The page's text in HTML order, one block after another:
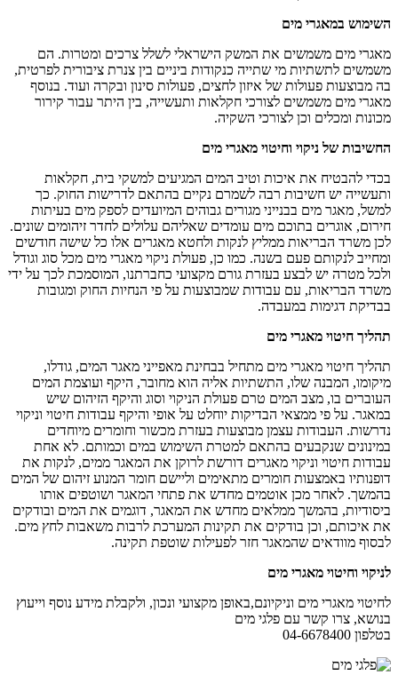
השימוש במאגרי מים
מאגרי מים משמשים את המשק הישראלי לשלל צרכים ומטרות. הם
משמשים לתשתיות מי שתייה כנקודות ביניים בין צנרת ציבורית לפרטית,
בה מבוצעות פעולות של איזון לחצים, פעולות סינון ובקרה ועוד. בנוסף
מאגרי מים משמשים לצורכי חקלאות ותעשייה, בין היתר עבור קירור
מכונות ומכלים וכן לצורכי השקיה.
החשיבות של ניקוי וחיטוי מאגרי מים
בכדי להבטיח את איכות וטיב המים המגיעים למשקי בית, חקלאות
ותעשייה יש חשיבות רבה לשמרם נקיים בהתאם לדרישות החוק. כך
למשל, מאגר מים בבנייני מגורים גבוהים המיועדים לספק מים בעיתות
חירום, אוגרים בתוכם מים עומדים שאליהם עלולים לחדר זיהומים שונים.
לכן משרד הבריאות ממליץ לנקות ולחטא מאגרים אלו כל שישה חודשים
ומחייב לנקותם פעם בשנה. כמו כן, פעולת ניקוי מאגרי מים מכל סוג וגודל
ולכל מטרה יש לבצע בעזרת גורם מקצועי כחברתנו, המוסמכת לכך על ידי
משרד הבריאות, עם עבודות שמבוצעות על פי הנחיות החוק ומגובות
בבדיקת דגימות במעבדה.
תהליך חיטוי מאגרי מים
תהליך חיטוי מאגרי מים מתחיל בבחינת מאפייני מאגר המים, גודלו,
מיקומו, המבנה שלו, התשתיות אליה הוא מחובר, היקף ועוצמת המים
העוברים בו, מצב המים טרם פעולת הניקוי וסוג והיקף הזיהום שיש
במאגר. על פי ממצאי הבדיקות יוחלט על אופי והיקף עבודות חיטוי וניקוי
נדרשות. העבודות עצמן מבוצעות בעזרת מכשור וחומרים מיוחדים
במינונים שנקבעים בהתאם למטרת השימוש במים וכמותם. לא אחת
עבודות חיטוי וניקוי מאגרים דורשת לרוקן את המאגר ממים, לנקות את
דופנותיו באמצעות חומרים מתאימים וליישם חומר המנוע זיהום של המים
בהמשך. לאחר מכן אוטמים מחדש את פתחי המאגר ושוטפים אותו
ביסודיות, בהמשך ממלאים מחדש את המאגר, דוגמים את המים ובודקים
את איכותם, וכן בודקים את תקינות המערכת לרבות משאבות לחץ מים.
לבסוף מוודאים שהמאגר חזר לפעילות שוטפת תקינה.
לניקוי וחיטוי מאגרי מים
לחיטוי מאגרי מים וניקיונם,באופן מקצועי ונכון, ולקבלת מידע נוסף וייעוץ
בנושא, צרו קשר עם פלגי מים
בטלפון 04-6678400